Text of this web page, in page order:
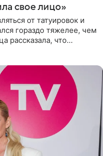
свое лицо»
от татуировок и
гораздо тяжелее, чем
рассказала, что